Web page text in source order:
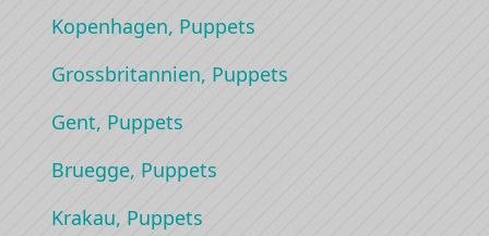
Kopenhagen, Puppets
Grossbritannien, Puppets
Gent, Puppets
Bruegge, Puppets
Krakau, Puppets